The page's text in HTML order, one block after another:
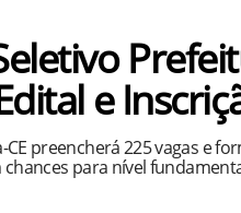
e
preencherá 225 vagas e
para nível